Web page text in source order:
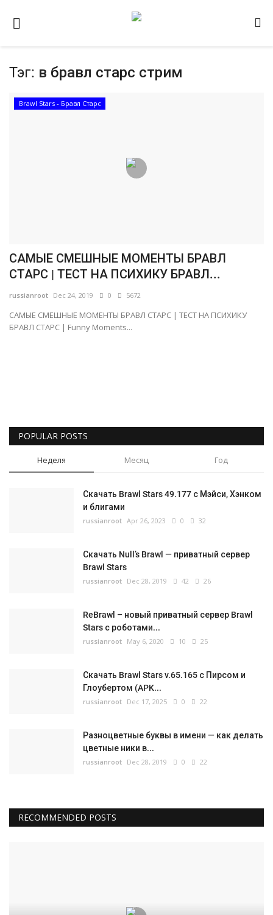
Домашняя
Видео
Тэг: в бравл старс стрим
Brawl Stars - Бравл Старс
САМЫЕ СМЕШНЫЕ МОМЕНТЫ БРАВЛ
СТАРС | ТЕСТ НА ПСИХИКУ БРАВЛ...
russianroot Dec 24, 2019 0 5672
САМЫЕ СМЕШНЫЕ МОМЕНТЫ БРАВЛ СТАРС | ТЕСТ НА ПСИХИКУ
БРАВЛ СТАРС | Funny Moments...
POPULAR POSTS
Неделя Месяц Год
Скачать Brawl Stars 49.177 с Мэйси, Хэнком
и блигами
russianroot Apr 26, 2023 0 32
Скачать Null’s Brawl — приватный сервер
Brawl Stars
russianroot Dec 28, 2019 42 26
ReBrawl – новый приватный сервер Brawl
Stars с роботами...
russianroot May 6, 2020 10 25
Скачать Brawl Stars v.65.165 с Пирсом и
Глоубертом (APK...
russianroot Dec 17, 2025 0 22
Разноцветные буквы в имени — как делать
цветные ники в...
russianroot Dec 28, 2019 0 22
RECOMMENDED POSTS